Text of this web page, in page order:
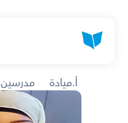
English مدرسين أ.ميادة